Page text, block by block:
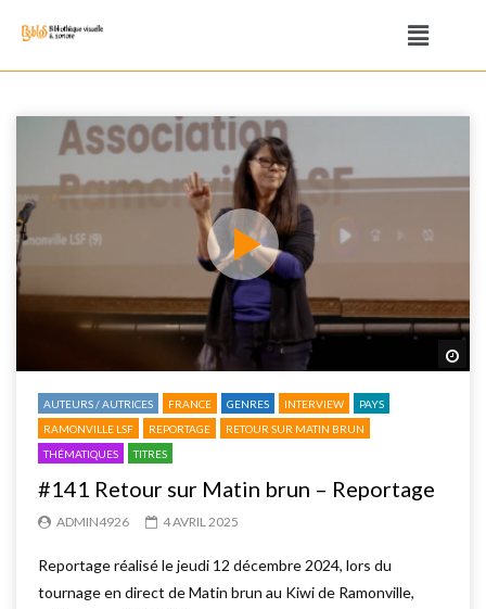
AUTEURS / AUTRICES FRANCE GENRES INTERVIEW
PAYS
RAMONVILLE LSF
REPORTAGE
RETOUR SUR MATIN BRUN
THÉMATIQUES
TITRES
#141 Retour sur Matin brun – Reportage
ADMIN4926 4 AVRIL 2025
Reportage réalisé le jeudi 12 décembre 2024, lors du
tournage en direct de Matin brun au Kiwi de Ramonville,